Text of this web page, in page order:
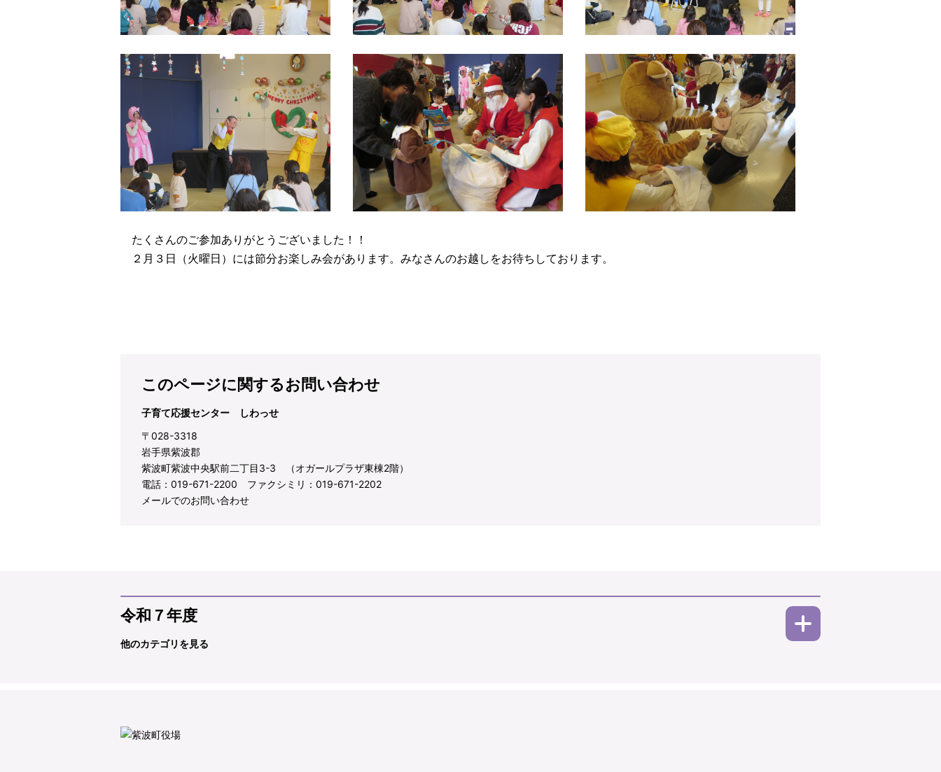
たくさんのご参加ありがとうございました！！
２月３日（火曜日）には節分お楽しみ会があります。みなさんのお越しをお待ちしております。
このページに関するお問い合わせ
子育て応援センター しわっせ
〒028-3318
岩手県紫波郡
紫波町紫波中央駅前二丁目3-3 （オガールプラザ東棟2階）
電話：019-671-2200 ファクシミリ：019-671-2202
メールでのお問い合わせ
令和７年度
他のカテゴリを見る